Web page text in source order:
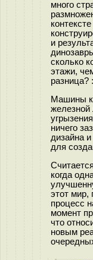
много
и
сколько
этажи,
разница?
Машины к
железной
ничего
дизайна
для
когда
этот мир,
процесс
момент
что
новым